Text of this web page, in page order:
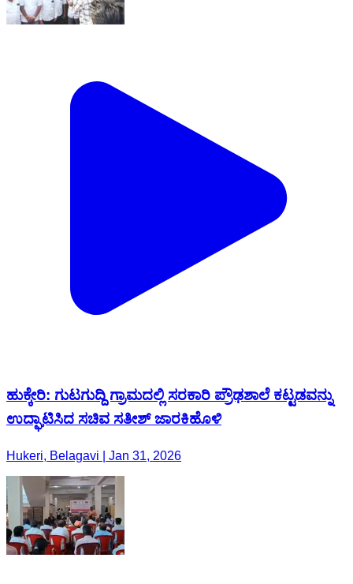
ಹುಕ್ಕೇರಿ: ಗುಟಗುದ್ದಿ ಗ್ರಾಮದಲ್ಲಿ ಸರಕಾರಿ ಪ್ರೌಢಶಾಲೆ ಕಟ್ಟಡವನ್ನು
ಉದ್ಘಾಟಿಸಿದ ಸಚಿವ ಸತೀಶ್ ಜಾರಕಿಹೊಳಿ
Hukeri, Belagavi | Jan 31, 2026